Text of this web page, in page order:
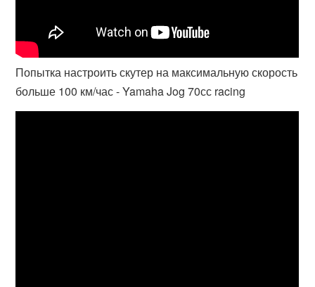
Попытка настроить скутер на максимальную скорость
больше 100 км/час - Yamaha Jog 70сс racing